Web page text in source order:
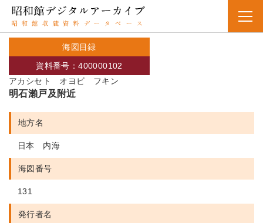
海図目録
アカシセト オヨビ フキン
資料番号：400000102
明石瀨戸及附近
地方名
日本 内海
海図番号
131
発行者名